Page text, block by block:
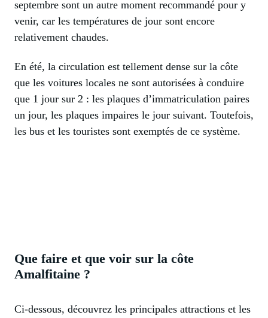
septembre sont un autre moment recommandé pour y
venir, car les températures de jour sont encore
relativement chaudes.
En été, la circulation est tellement dense sur la côte
que les voitures locales ne sont autorisées à conduire
que 1 jour sur 2 : les plaques d’immatriculation paires
un jour, les plaques impaires le jour suivant. Toutefois,
les bus et les touristes sont exemptés de ce système.
Que faire et que voir sur la côte
Amalfitaine ?
Ci-dessous, découvrez les principales attractions et les